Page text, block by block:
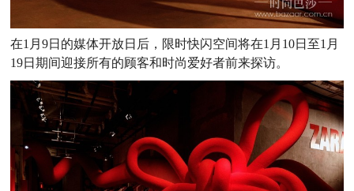
在1月9日的媒体开放日后，限时快闪空间将在1月10日至1月
19日期间迎接所有的顾客和时尚爱好者前来探访。